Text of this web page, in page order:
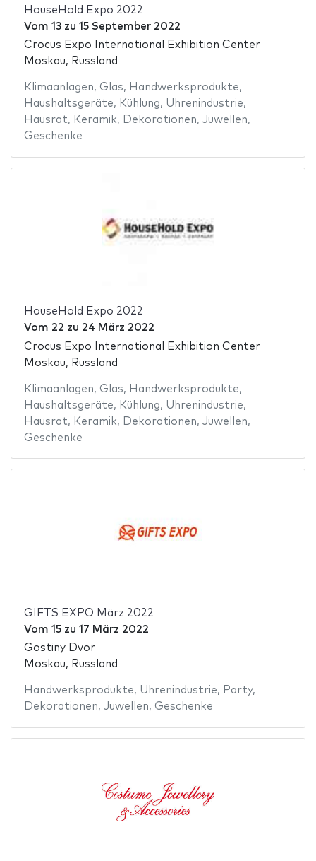
HouseHold Expo 2022
Vom 13zu 15 September 2022
Crocus Expo International Exhibition Center
Moskau, Russland
Klimaanlagen, Glas, Handwerksprodukte,
Haushaltsgeräte, Kühlung, Uhrenindustrie,
Hausrat, Keramik, Dekorationen, Juwellen,
Geschenke
HouseHold Expo 2022
Vom 22 zu 24 März 2022
Crocus Expo International Exhibition Center
Moskau, Russland
Klimaanlagen, Glas, Handwerksprodukte,
Haushaltsgeräte, Kühlung, Uhrenindustrie,
Hausrat, Keramik, Dekorationen, Juwellen,
Geschenke
GIFTS EXPO März 2022
Vom 15zu 17 März 2022
Gostiny Dvor
Moskau, Russland
Handwerksprodukte, Uhrenindustrie, Party,
Dekorationen, Juwellen, Geschenke